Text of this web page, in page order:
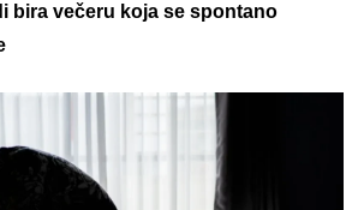
bira večeru koja se spontano